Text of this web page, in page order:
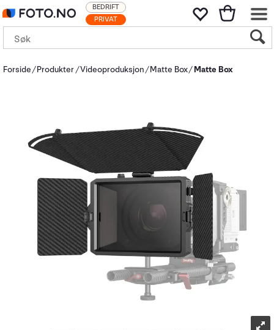
PRIVAT
BEDRIFT
Forside Produkter Videoproduksjon Matte Box Matte Box